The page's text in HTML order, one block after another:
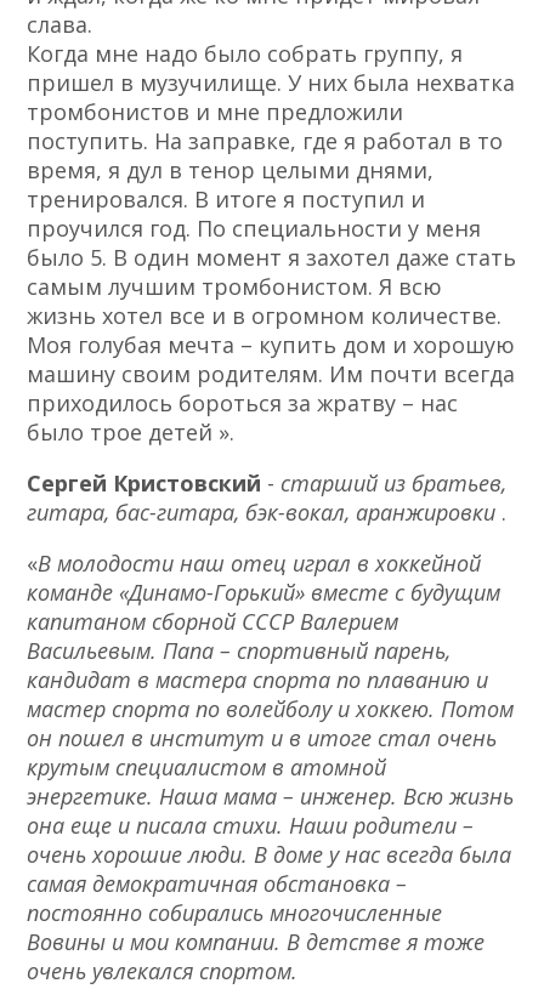
слава.
Когда мне надо было собрать группу, я
пришел в музучилище. У них была нехватка
тромбонистов и мне предложили
поступить. На заправке, где я работал в то
время, я дул в тенор целыми днями,
тренировался. В итоге я поступил и
проучился год. По специальности у меня
было 5. В один момент я захотел даже стать
самым лучшим тромбонистом. Я всю
жизнь хотел все и в огромном количестве.
Моя голубая мечта – купить дом и хорошую
машину своим родителям. Им почти всегда
приходилось бороться за жратву – нас
было трое детей ».
Сергей Кристовский - старший из братьев,
гитара, бас-гитара, бэк-вокал, аранжировки .
«В молодости наш отец играл в хоккейной
команде «Динамо-Горький» вместе с будущим
капитаном сборной СССР Валерием
Васильевым. Папа – спортивный парень,
кандидат в мастера спорта по плаванию и
мастер спорта по волейболу и хоккею. Потом
он пошел в институт и в итоге стал очень
крутым специалистом в атомной
энергетике. Наша мама – инженер. Всю жизнь
она еще и писала стихи. Наши родители –
очень хорошие люди. В доме у нас всегда была
самая демократичная обстановка –
постоянно собирались многочисленные
Вовины и мои компании. В детстве я тоже
очень увлекался спортом.